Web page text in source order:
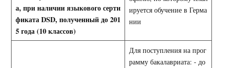
ируется обучение в Герма
нии
а, при наличии языкового серти
фикатаDSD, полученный до 201
5 года (10 классов)
Для поступления на прог
рамму бакалавриата: - до